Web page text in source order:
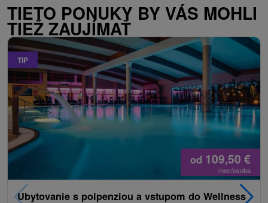
TIETO PONUKY BY VÁS MOHLI
TIEŽ ZAUJÍMAŤ
TIP
od 109,50 €
/noc/osoba
Ubytovanie s polpenziou a vstupom do Wellness